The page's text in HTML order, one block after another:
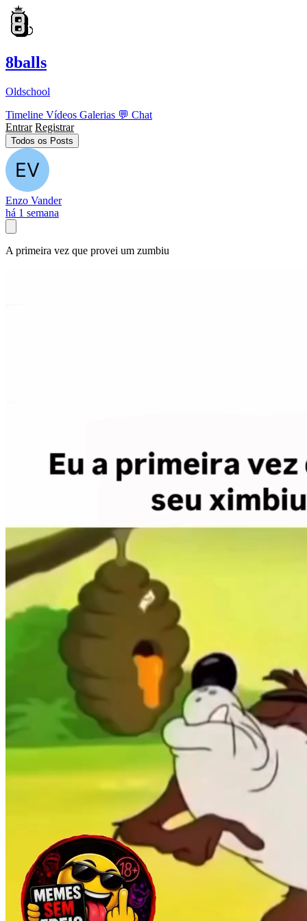
8balls
Oldschool
Timeline Vídeos Galerias 💬 Chat
Entrar Registrar
Todos os Posts
Enzo Vander
há 1 semana
A primeira vez que provei um zumbiu